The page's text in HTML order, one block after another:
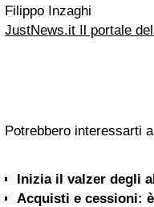
Filippo Inzaghi
JustNews.it Il portale
Potrebbero interessarti
Inizia il valzer degli
Acquisti e cessioni: